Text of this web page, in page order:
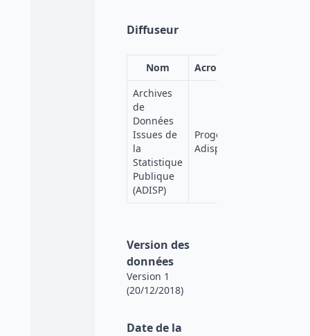
Diffuseur
Nom Acronyme
Archives
de
Données
Issues de
la
Statistique
Publique
(ADISP)
Progedo-
Adisp
Version des
données
Version 1
(20/12/2018)
Date de la